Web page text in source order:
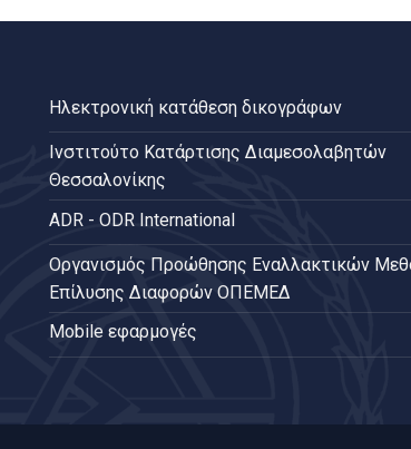
Ηλεκτρονική κατάθεση δικογράφων
Ινστιτούτο Κατάρτισης Διαμεσολαβητών
Θεσσαλονίκης
ADR - ODR International
Oργανισμός Προώθησης Εναλλακτικών
Επίλυσης Διαφορών ΟΠΕΜΕΔ
Mobile εφαρμογές